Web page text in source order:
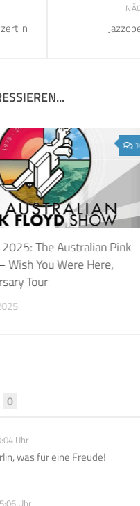
in
The Australian Pink
Wish You Were Here,
Tour
0
Uhr
was für eine Freude!